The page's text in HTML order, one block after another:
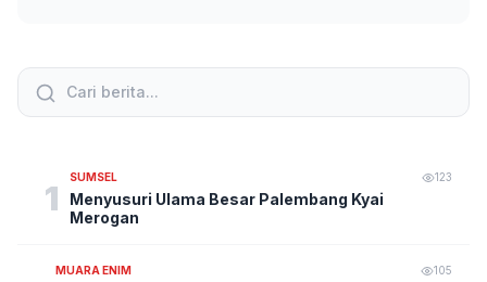
1
SUMSEL 123
Menyusuri Ulama Besar Palembang Kyai
Merogan
MUARA ENIM 105